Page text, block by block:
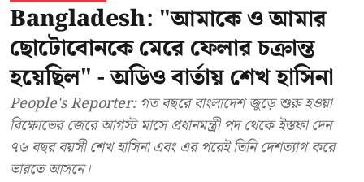
Bangladesh: "আমাকে ও আমার
ছোটোবোনকে মেরে ফেলার চক্রান্ত
হয়েছিল" - অডিও বার্তায় শেখ হাসিনা
People's Reporter: গত বছরে বাংলাদেশ জুড়ে শুরু হওয়া
বিক্ষোভের জেরে আগস্ট মাসে প্রধানমন্ত্রী পদ থেকে ইস্তফা দেন
৭৬ বছর বয়সী শেখ হাসিনা এবং এর পরেই তিনি দেশত্যাগ করে
ভারতে আসনে।